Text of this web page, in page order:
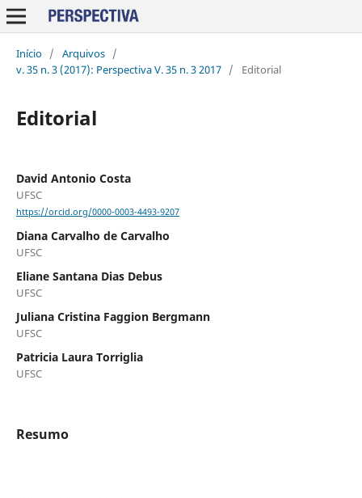
Início / Arquivos /
v. 35 n. 3 (2017): Perspectiva V. 35 n. 3 2017 / Editorial
Editorial
David Antonio Costa
UFSC
https://orcid.org/0000-0003-4493-9207
Diana Carvalho de Carvalho
UFSC
Eliane Santana Dias Debus
UFSC
Juliana Cristina Faggion Bergmann
UFSC
Patricia Laura Torriglia
UFSC
Resumo